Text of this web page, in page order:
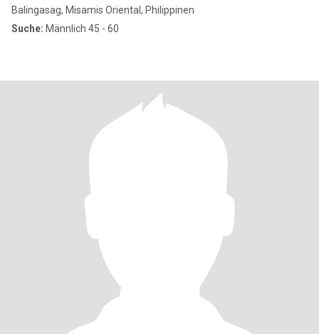
Balingasag, Misamis Oriental, Philippinen
Suche: Männlich 45 - 60